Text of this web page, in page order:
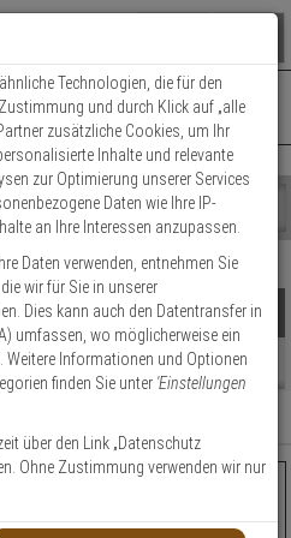
schließen
IM WARENKORB
Ihr Warenkorb ist momentan leer.
(16) Fertig
( 16
€ €
Kanäle
8:00 - 16:30 | Fr.: 8:00 - 14:00 Uhr
nutzen
(NAS)
Produkte
Beratung
für 12 HDDs
Technologien, die für den
und durch Klick auf „alle
zusätzliche Cookies, um Ihr
Inhalte und relevante
zur Optimierung unserer Services
Daten wie Ihre IP-
an Ihre Interessen anzupassen.
Ihre Daten verwenden, entnehmen Sie
wir für Sie in unserer
Dies kann auch den Datentransfer in
umfassen, wo möglicherweise ein
Weitere Informationen und Optionen
finden Sie unter 'Einstellungen
über den Link „Datenschutz
Ohne Zustimmung verwenden wir nur